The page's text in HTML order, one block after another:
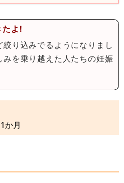
たよ!
絞り込みでるようになりまし
みを乗り越えた人たちの妊娠
1か月